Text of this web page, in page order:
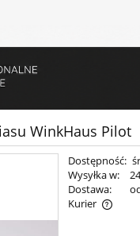
WinkHaus Pilot
Dostępność:
Wysyłka w:
Dostawa:
Kurier